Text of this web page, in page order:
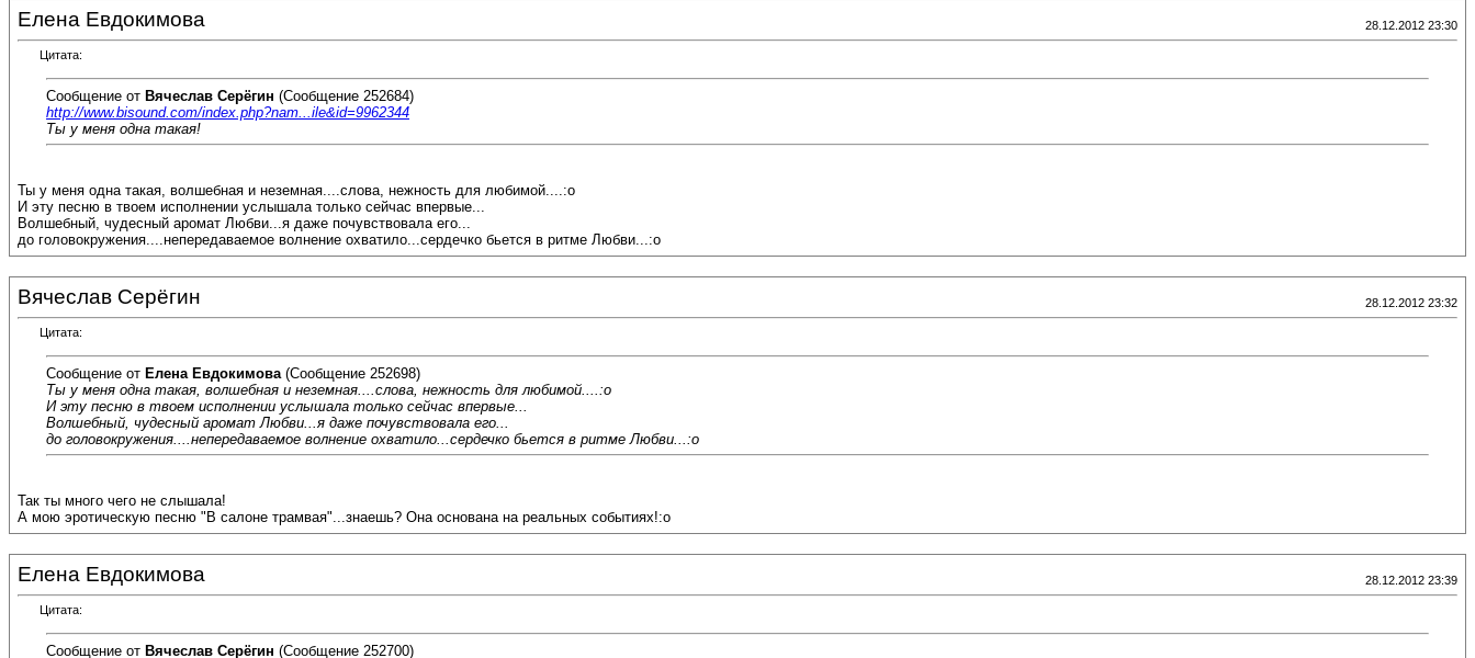
Елена Евдокимова 28.12.2012 23:30
Цитата:
Сообщение от Вячеслав Серёгин (Сообщение 252684)
http://www.bisound.com/index.php?nam...ile&id=9962344
Ты у меня одна такая!
Ты у меня одна такая, волшебная и неземная....слова, нежность для любимой....:o
И эту песню в твоем исполнении услышала только сейчас впервые...
Волшебный, чудесный аромат Любви...я даже почувствовала его...
до головокружения....непередаваемое волнение охватило...сердечко бьется в ритме Любви...:o
Вячеслав Серёгин 28.12.2012 23:32
Цитата:
Сообщение от Елена Евдокимова (Сообщение 252698)
Ты у меня одна такая, волшебная и неземная....слова, нежность для любимой....:o
И эту песню в твоем исполнении услышала только сейчас впервые...
Волшебный, чудесный аромат Любви...я даже почувствовала его...
до головокружения....непередаваемое волнение охватило...сердечко бьется в ритме Любви...:o
Так ты много чего не слышала!
А мою эротическую песню "В салоне трамвая"...знаешь? Она основана на реальных событиях!:o
Елена Евдокимова 28.12.2012 23:39
Цитата:
Сообщение от Вячеслав Серёгин (Сообщение 252700)